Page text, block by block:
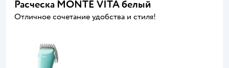
Расческа MONTE VITA белый
Отличное сочетание удобства и стиля!